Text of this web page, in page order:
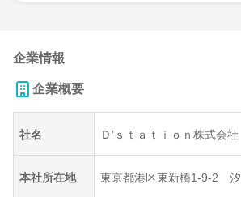
企業情報
企業概要
社名 Ｄ’ｓｔａｔｉｏｎ株式会社
本社所在地 東京都港区東新橋1-9-2